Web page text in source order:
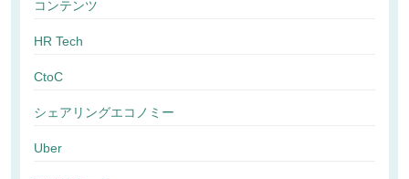
コンテンツ
HR Tech
CtoC
シェアリングエコノミー
Uber